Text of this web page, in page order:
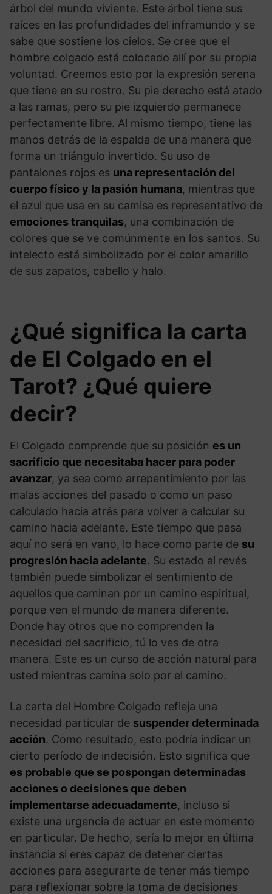
árbol del mundo viviente. Este árbol tiene sus
raíces en las profundidades del inframundo y se
sabe que sostiene los cielos. Se cree que el
hombre colgado está colocado allí por su propia
voluntad. Creemos esto por la expresión serena
que tiene en su rostro. Su pie derecho está atado
a las ramas, pero su pie izquierdo permanece
perfectamente libre. Al mismo tiempo, tiene las
manos detrás de la espalda de una manera que
forma un triángulo invertido. Su uso de
pantalones rojos es una representación del
cuerpo físico y la pasión humana, mientras que
el azul que usa en su camisa es representativo de
emociones tranquilas, una combinación de
colores que se ve comúnmente en los santos. Su
intelecto está simbolizado por el color amarillo
de sus zapatos, cabello y halo.
¿Qué significa la carta
de El Colgado en el
Tarot? ¿Qué quiere
decir?
El Colgado comprende que su posición es un
sacrificio que necesitaba hacer para poder
avanzar, ya sea como arrepentimiento por las
malas acciones del pasado o como un paso
calculado hacia atrás para volver a calcular su
camino hacia adelante. Este tiempo que pasa
aquí no será en vano, lo hace como parte de su
progresión hacia adelante. Su estado al revés
también puede simbolizar el sentimiento de
aquellos que caminan por un camino espiritual,
porque ven el mundo de manera diferente.
Donde hay otros que no comprenden la
necesidad del sacrificio, tú lo ves de otra
manera. Este es un curso de acción natural para
usted mientras camina solo por el camino.
La carta del Hombre Colgado refleja una
necesidad particular de suspender determinada
acción. Como resultado, esto podría indicar un
cierto período de indecisión. Esto significa que
es probable que se pospongan determinadas
acciones o decisiones que deben
implementarse adecuadamente, incluso si
existe una urgencia de actuar en este momento
en particular. De hecho, sería lo mejor en última
instancia si eres capaz de detener ciertas
acciones para asegurarte de tener más tiempo
para reflexionar sobre la toma de decisiones